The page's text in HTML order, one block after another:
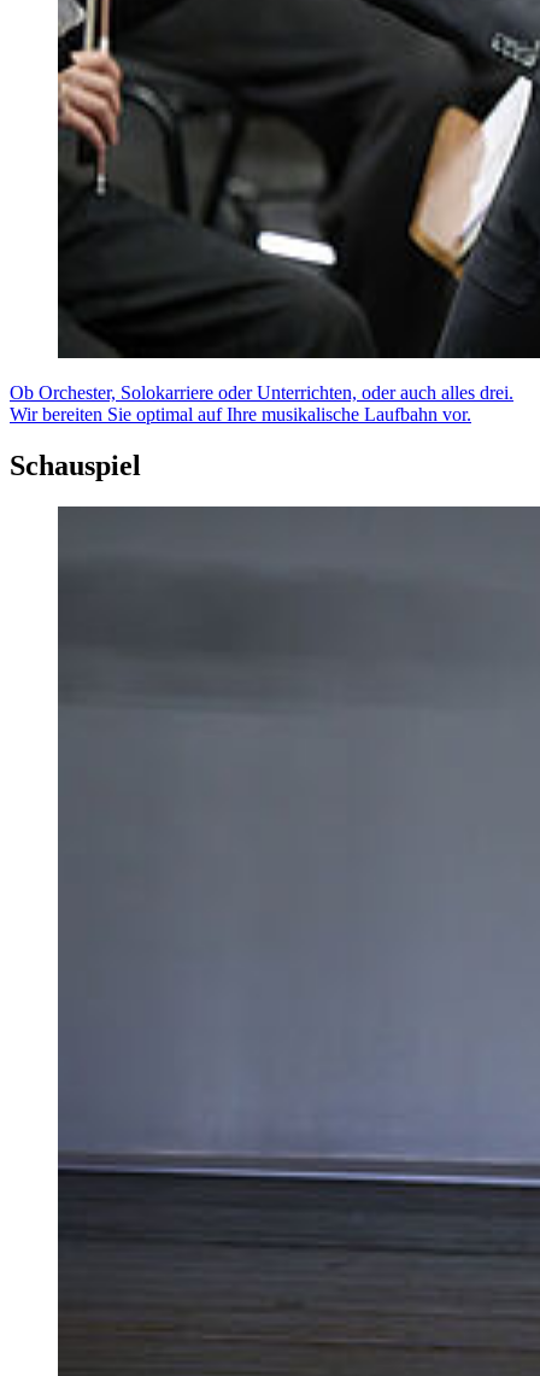
Ob Orchester, Solokarriere oder Unterrichten, oder auch alles drei.
Wir bereiten Sie optimal auf Ihre musikalische Laufbahn vor.
Schauspiel